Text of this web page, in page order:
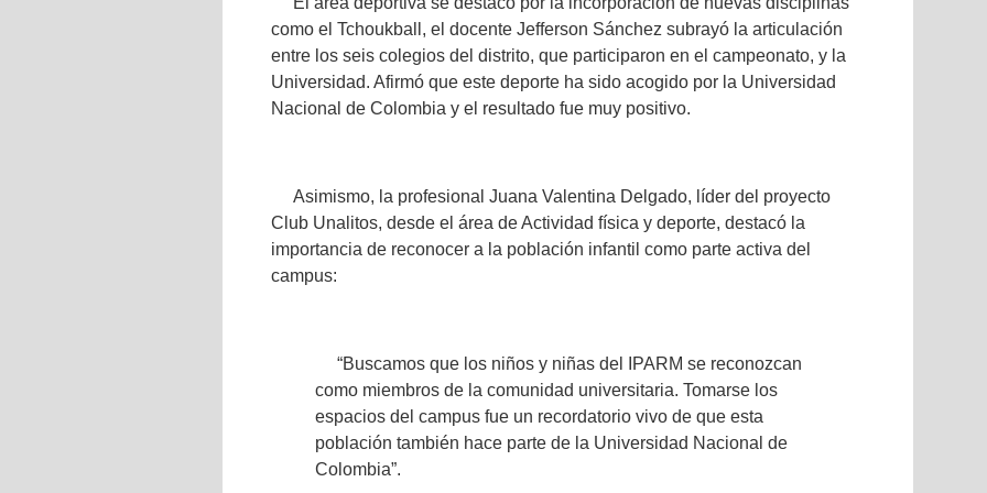
como el Tchoukball, el docente Jefferson Sánchez subrayó la articulación
entre los seis colegios del distrito, que participaron en el campeonato, y la
Universidad. Afirmó que este deporte ha sido acogido por la Universidad
Nacional de Colombia y el resultado fue muy positivo.
Asimismo, la profesional Juana Valentina Delgado, líder del proyecto
Club Unalitos, desde el área de Actividad física y deporte, destacó la
importancia de reconocer a la población infantil como parte activa del
campus:
“Buscamos que los niños y niñas del IPARM se reconozcan
como miembros de la comunidad universitaria. Tomarse los
espacios del campus fue un recordatorio vivo de que esta
población también hace parte de la Universidad Nacional de
Colombia”.